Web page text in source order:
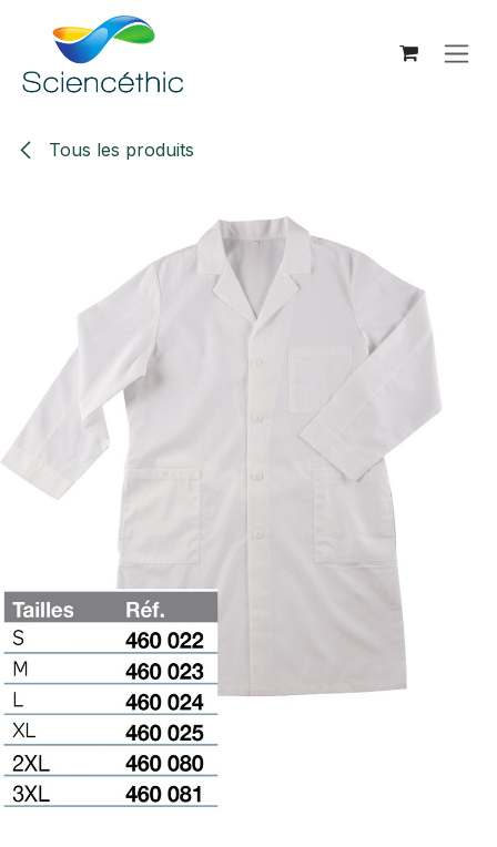
Se rendre au contenu
Tous les produits